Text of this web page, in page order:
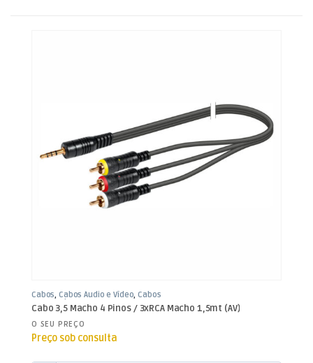
Cabos,Cabos Áudio e Vídeo,Cabos
RCA / Jack 3,5mm
Cabo 3,5 Macho 4 Pinos / 3xRCA Macho 1,5mt (AV)
O SEU PREÇO
Preço sob consulta